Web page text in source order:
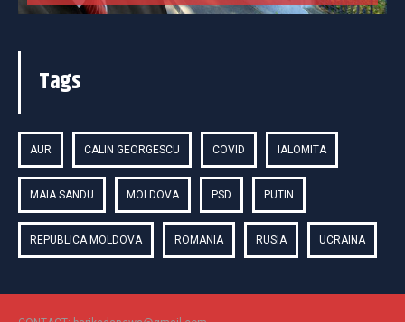
Tags
AUR CALIN GEORGESCU COVID IALOMITA
MAIA SANDU MOLDOVA PSD PUTIN
REPUBLICA MOLDOVA ROMANIA RUSIA UCRAINA